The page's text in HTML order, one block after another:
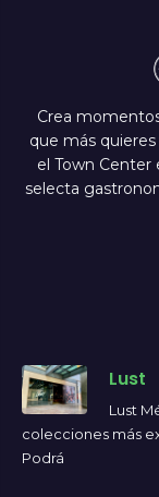
Crea
que más
el Town Center
selecta
Lust
Lust
colecciones más
Podrá